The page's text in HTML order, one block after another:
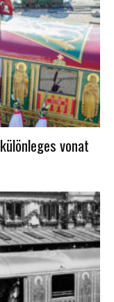
vonat